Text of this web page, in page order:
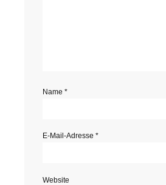
Name *
E-Mail-Adresse *
Website